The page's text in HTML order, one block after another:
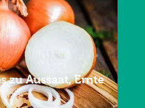
zu Aussaat, Ernte